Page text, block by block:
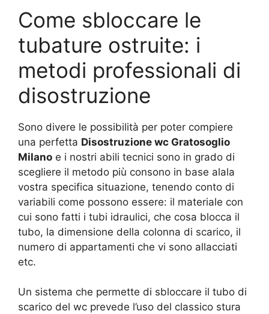
Come sbloccare le
tubature ostruite: i
metodi professionali di
disostruzione
Sono divere le possibilità per poter compiere
una perfetta Disostruzione wc Gratosoglio
Milano e i nostri abili tecnici sono in grado di
scegliere il metodo più consono in base alala
vostra specifica situazione, tenendo conto di
variabili come possono essere: il materiale con
cui sono fatti i tubi idraulici, che cosa blocca il
tubo, la dimensione della colonna di scarico, il
numero di appartamenti che vi sono allacciati
etc.
Un sistema che permette di sbloccare il tubo di
scarico del wc prevede l’uso del classico stura